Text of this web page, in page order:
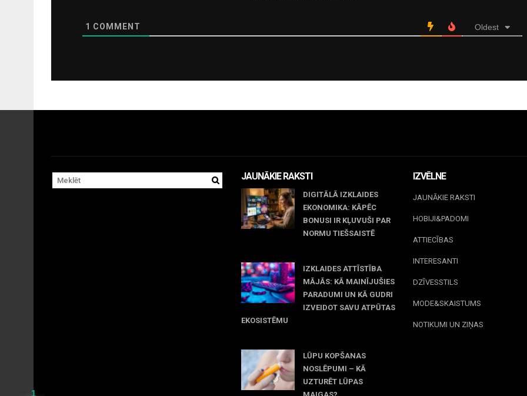
1 COMMENT Oldest
JAUNĀKIE RAKSTI
DIGITĀLĀ IZKLAIDES
EKONOMIKA: KĀPĒC
BONUSI IR KĻUVUŠI PAR
NORMU TIEŠSAISTĒ
IZKLAIDES ATTĪSTĪBA
MĀJĀS: KĀ MAINĪJUŠIES
PARADUMI UN KĀ GUDRI
IZVEIDOT SAVU ATPŪTAS
EKOSISTĒMU
LŪPU KOPŠANAS
NOSLĒPUMI – KĀ
UZTURĒT LŪPAS
IZVĒLNE
JAUNĀKIE RAKSTI
HOBIJI&PADOMI
ATTIECĪBAS
INTERESANTI
DZĪVESSTILS
MODE&SKAISTUMS
NOTIKUMI UN ZIŅAS
1